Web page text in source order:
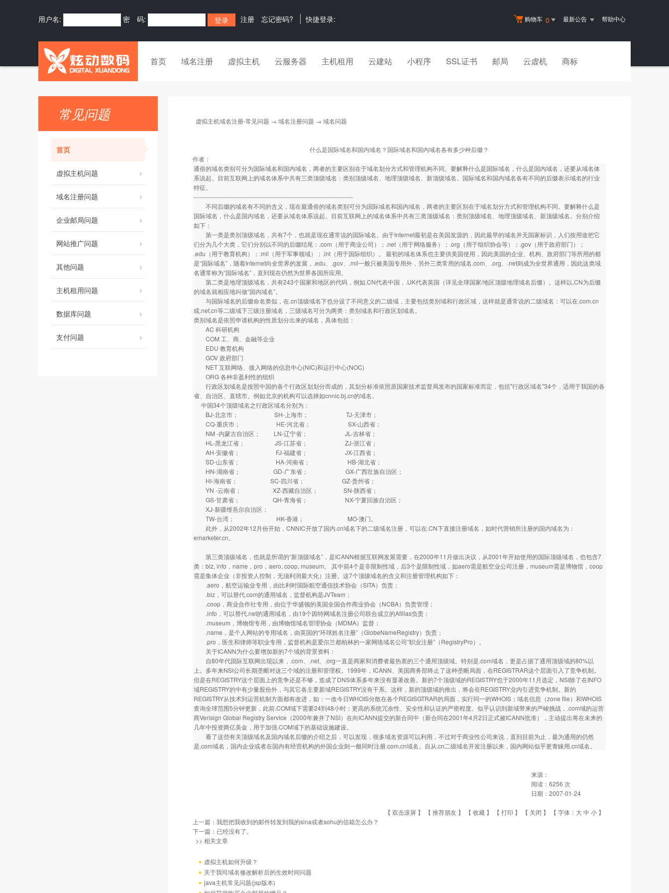
购物车 0 最新公告 帮助中心
用户名: 密 码: 注册 忘记密码? 快捷登录:
首页 域名注册 虚拟主机 云服务器 主机租用 云建站 小程序 SSL证书 邮局 云虚机 商标
常见问题
首页
虚拟主机问题
域名注册问题
企业邮局问题
网站推广问题
其他问题
主机租用问题
数据库问题
支付问题
虚拟主机域名注册-常见问题 → 域名注册问题 → 域名问题
什么是国际域名和国内域名？国际域名和国内域名各有多少种后缀？
作者：
通俗的域名类别可分为国际域名和国内域名，两者的主要区别在于域名划分方式和管理机构不同。要解释什么是国际域名，什么是国内域名，还要从域名体
系说起。目前互联网上的域名体系中共有三类顶级域名：类别顶级域名、地理顶级域名、新顶级域名。国际域名和国内域名各有不同的后缀表示域名的行业
特征。
--------------------------------------------------------------------------------
不同后缀的域名有不同的含义，现在最通俗的域名类别可分为国际域名和国内域名，两者的主要区别在于域名划分方式和管理机构不同。要解释什么是
国际域名，什么是国内域名，还要从域名体系说起。目前互联网上的域名体系中共有三类顶级域名：类别顶级域名、地理顶级域名、新顶级域名。分别介绍
如下：
第一类是类别顶级域名，共有7个，也就是现在通常说的国际域名。由于Internet最初是在美国发源的，因此最早的域名并无国家标识，人们按用途把它
们分为几个大类，它们分别以不同的后缀结尾：.com（用于商业公司）；.net（用于网络服务）；.org（用于组织协会等）；.gov（用于政府部门）；
.edu（用于教育机构）；.mil（用于军事领域）；.int（用于国际组织）。 最初的域名体系也主要供美国使用，因此美国的企业、机构、政府部门等所用的都
是“国际域名”，随着Internet向全世界的发展，.edu、.gov、.mil一般只被美国专用外，另外三类常用的域名.com、.org、.net则成为全世界通用，因此这类域
名通常称为“国际域名”，直到现在仍然为世界各国所应用。
第二类是地理顶级域名，共有243个国家和地区的代码，例如.CN代表中国，.UK代表英国（详见全球国家/地区顶级地理域名后缀）。这样以.CN为后缀
的域名就相应地叫做“国内域名”。
与国际域名的后缀命名类似，在.cn顶级域名下也分设了不同意义的二级域，主要包括类别域和行政区域，这样就是通常说的二级域名：可以在.com.cn
或.net.cn等二级域下三级注册域名，三级域名可分为两类：类别域名和行政区划域名。
类别域名是依照申请机构的性质划分出来的域名，具体包括：
AC 科研机构
COM 工、商、金融等企业
EDU 教育机构
GOV 政府部门
NET 互联网络、接入网络的信息中心(NIC)和运行中心(NOC)
ORG 各种非盈利性的组织
行政区划域名是按照中国的各个行政区划划分而成的，其划分标准依照原国家技术监督局发布的国家标准而定，包括"行政区域名"34个，适用于我国的各
省、自治区、直辖市。例如北京的机构可以选择如cnnic.bj.cn的域名。
中国34个顶级域名之行政区域名分别为：
BJ-北京市； SH-上海市； TJ-天津市；
CQ-重庆市； HE-河北省； SX-山西省；
NM -内蒙古自治区； LN-辽宁省； JL-吉林省；
HL-黑龙江省； JS-江苏省； ZJ-浙江省；
AH-安徽省； FJ-福建省； JX-江西省；
SD-山东省； HA-河南省； HB-湖北省；
HN-湖南省； GD-广东省； GX-广西壮族自治区；
HI-海南省； SC-四川省； GZ-贵州省；
YN -云南省； XZ-西藏自治区； SN-陕西省；
GS-甘肃省； QH-青海省； NX-宁夏回族自治区；
XJ-新疆维吾尔自治区；
TW-台湾； HK-香港； MO-澳门。
此外，从2002年12月份开始，CNNIC开放了国内.cn域名下的二级域名注册，可以在.CN下直接注册域名，如时代营销所注册的国内域名为：
emarketer.cn。
第三类顶级域名，也就是所谓的“新顶级域名”，是ICANN根据互联网发展需要，在2000年11月做出决议，从2001年开始使用的国际顶级域名，也包含7
类：biz, info，name，pro，aero, coop, museum。 其中前4个是非限制性域，后3个是限制性域，如aero需是航空业公司注册，museum需是博物馆，coop
需是集体企业（非投资人控制，无须利润最大化）注册。这7个顶级域名的含义和注册管理机构如下：
.aero，航空运输业专用，由比利时国际航空通信技术协会（SITA）负责；
.biz，可以替代.com的通用域名，监督机构是JVTeam；
.coop，商业合作社专用，由位于华盛顿的美国全国合作商业协会（NCBA）负责管理；
.info，可以替代.net的通用域名，由19个因特网域名注册公司联合成立的Afilias负责；
.museum，博物馆专用，由博物馆域名管理协会（MDMA）监督；
.name，是个人网站的专用域名，由英国的“环球姓名注册”（GlobeNameRegistry）负责；
.pro，医生和律师等职业专用，监督机构是爱尔兰都柏林的一家网络域名公司“职业注册”（RegistryPro）。
关于ICANN为什么要增加新的7个域的背景资料：
自80年代国际互联网出现以来，.com、.net、.org一直是商家和消费者最热衷的三个通用顶级域。特别是.com域名，更是占据了通用顶级域的80%以
上。多年来NSI公司长期垄断对这三个域的注册和管理权。1999年，ICANN、美国商务部终止了这种垄断局面，在REGISTRAR这个层面引入了竞争机制。
但是在REGISTRY这个层面上的竞争还是不够，造成了DNS体系多年来没有显著改善。新的7个顶级域的REGISTRY也于2000年11月选定，NSI除了在INFO
域REGISTRY的中有少量股份外，与其它各主要新域REGISTRY没有干系。这样，新的顶级域的推出，将会在REGISTRY业内引进竞争机制。新的
REGISTRY从技术到运营机制方面都有改进，如：一改今日WHOIS分散在各个REGISGTRAR的局面，实行同一的WHOIS；域名信息（zone file）和WHOIS
查询全球范围5分钟更新，此前.COM域下需要24到48小时；更高的系统冗余性、安全性和认证的严密程度。似乎认识到新域带来的严峻挑战，.com域的运营
商Verisign Global Registry Service（2000年兼并了NSI）在向ICANN提交的新合同中（新合同在2001年4月2日正式被ICANN批准），主动提出将在未来的
几年中投资两亿美金，用于加强.COM域下的基础设施建设。
看了这些有关顶级域名及国内域名后缀的介绍之后，可以发现，很多域名资源可以利用，不过对于商业性公司来说，直到目前为止，最为通用的仍然
是.com域名，国内企业或者在国内有经营机构的外国企业则一般同时注册.com.cn域名。自从.cn二级域名开发注册以来，国内网站似乎更青睐用.cn域名。
来源：
阅读： 6256 次
日期： 2007-01-24
【 双击滚屏 】 【 推荐朋友 】 【 收藏 】 【 打印 】 【 关闭 】 【 字体： 大中 小 】
上一篇： 我想把我收到的邮件转发到我的sina或者sohu的信箱怎么办？
下一篇：已经没有了。
>> 相关文章
虚拟主机如何升级？
关于我司域名修改解析后的生效时间问题
java主机常见问题(jsp版本)